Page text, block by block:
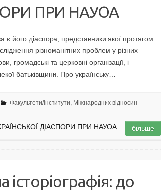
ПРИ НАУОА
його діаспора, представники якої протягом
різноманітних проблем у різних
громадські та церковні організації, і
батьківщини. Про українську…
Факультети/інститути, Міжнародних відносин
ДІАСПОРИ ПРИ НАУОА більше
історіографія: до